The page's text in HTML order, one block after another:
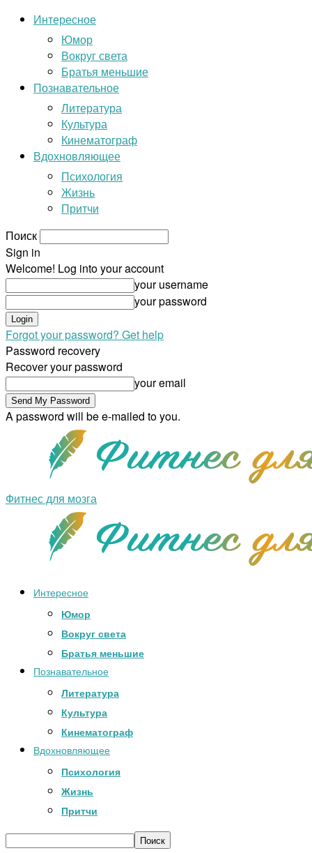
Интересное
Юмор
Вокруг света
Братья меньшие
Познавательное
Литература
Культура
Кинематограф
Вдохновляющее
Психология
Жизнь
Притчи
Поиск
Sign in
Welcome! Log into your account
your username
your password
Forgot your password? Get help
Password recovery
Recover your password
your email
A password will be e-mailed to you.
Фитнес для мозга
Интересное
Юмор
Вокруг света
Братья меньшие
Познавательное
Литература
Культура
Кинематограф
Вдохновляющее
Психология
Жизнь
Притчи